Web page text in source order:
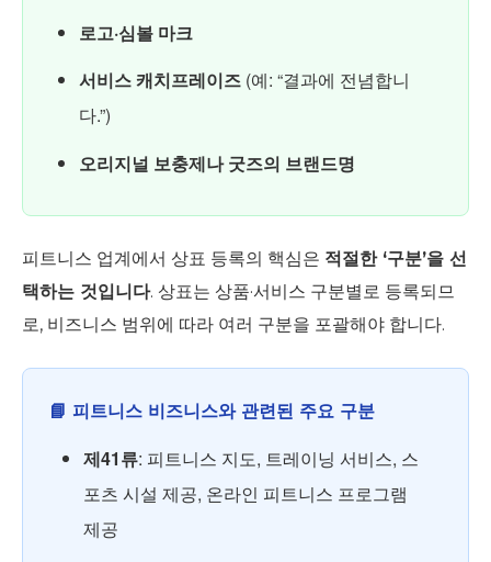
로고·심볼 마크
서비스 캐치프레이즈 (예: “결과에 전념합니
다.”)
오리지널 보충제나 굿즈의 브랜드명
피트니스 업계에서 상표 등록의 핵심은 적절한 ‘구분’을 선
택하는 것입니다. 상표는 상품·서비스 구분별로 등록되므
로, 비즈니스 범위에 따라 여러 구분을 포괄해야 합니다.
📘 피트니스 비즈니스와 관련된 주요 구분
제41류: 피트니스 지도, 트레이닝 서비스, 스
포츠 시설 제공, 온라인 피트니스 프로그램
제공